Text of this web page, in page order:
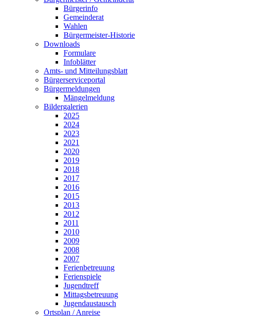
Bürgerinfo
Gemeinderat
Wahlen
Bürgermeister-Historie
Downloads
Formulare
Infoblätter
Amts- und Mitteilungsblatt
Bürgerserviceportal
Bürgermeldungen
Mängelmeldung
Bildergalerien
2025
2024
2023
2021
2020
2019
2018
2017
2016
2015
2013
2012
2011
2010
2009
2008
2007
Ferienbetreuung
Ferienspiele
Jugendtreff
Mittagsbetreuung
Jugendaustausch
Ortsplan / Anreise